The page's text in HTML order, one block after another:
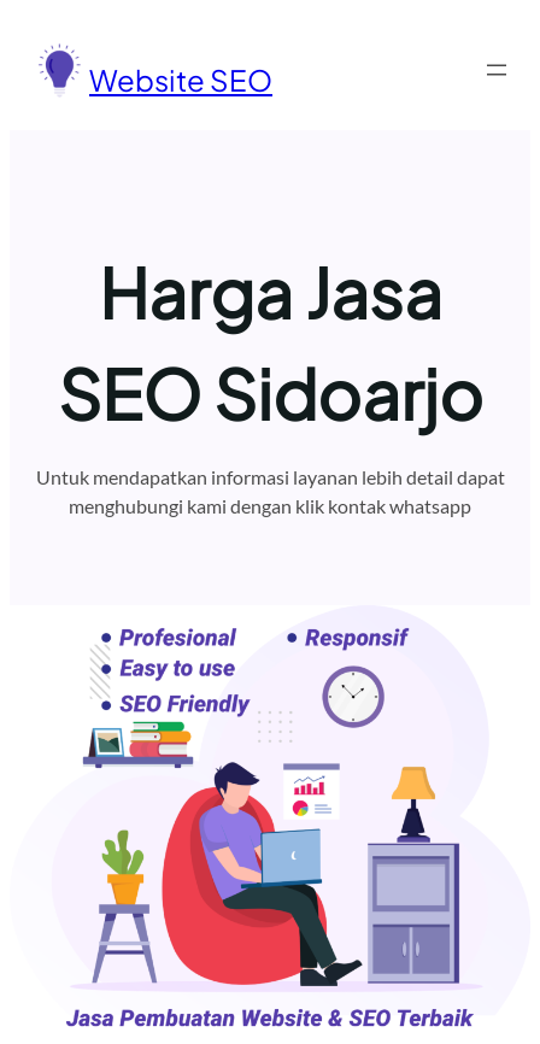
konten
Website SEO
Harga Jasa
SEO Sidoarjo
Untuk mendapatkan informasi layanan lebih detail dapat
menghubungi kami dengan klik kontak whatsapp